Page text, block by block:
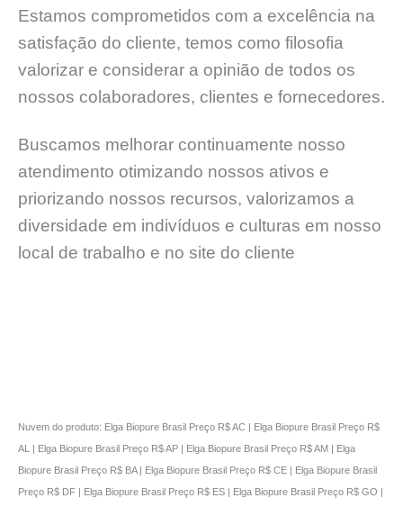
Estamos comprometidos com a excelência na
satisfação do cliente, temos como filosofia
valorizar e considerar a opinião de todos os
nossos colaboradores, clientes e fornecedores.
Buscamos melhorar continuamente nosso
atendimento otimizando nossos ativos e
priorizando nossos recursos, valorizamos a
diversidade em indivíduos e culturas em nosso
local de trabalho e no site do cliente
Nuvem do produto: Elga Biopure Brasil Preço R$ AC | Elga Biopure Brasil Preço R$
AL | Elga Biopure Brasil Preço R$ AP | Elga Biopure Brasil Preço R$ AM | Elga
Biopure Brasil Preço R$ BA | Elga Biopure Brasil Preço R$ CE | Elga Biopure Brasil
Preço R$ DF | Elga Biopure Brasil Preço R$ ES | Elga Biopure Brasil Preço R$ GO |